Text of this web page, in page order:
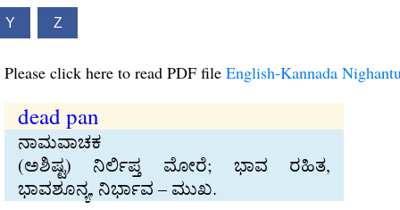
Y Z
Please click here to read PDF file English-Kannada
dead pan
ನಾಮವಾಚಕ
(ಅಶಿಷ್ಟ) ನಿರ್ಲಿಪ್ತ ಮೋರೆ; ಭಾವ ರಹಿತ,
ಭಾವಶೂನ್ಯ, ನಿರ್ಭಾವ – ಮುಖ.